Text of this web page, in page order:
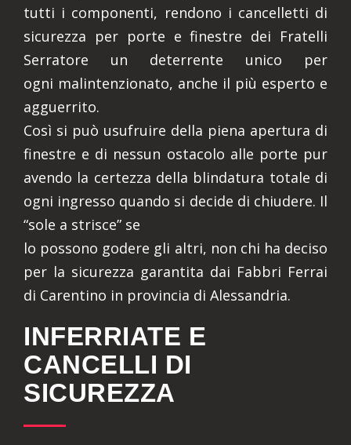
tutti i componenti, rendono i cancelletti di
sicurezza per porte e finestre dei Fratelli
Serratore un deterrente unico per
ogni malintenzionato, anche il più esperto e
agguerrito.
Così si può usufruire della piena apertura di
finestre e di nessun ostacolo alle porte pur
avendo la certezza della blindatura totale di
ogni ingresso quando si decide di chiudere. Il
“sole a strisce” se
lo possono godere gli altri, non chi ha deciso
per la sicurezza garantita dai Fabbri Ferrai
di Carentino in provincia di Alessandria.
INFERRIATE E
CANCELLI DI
SICUREZZA